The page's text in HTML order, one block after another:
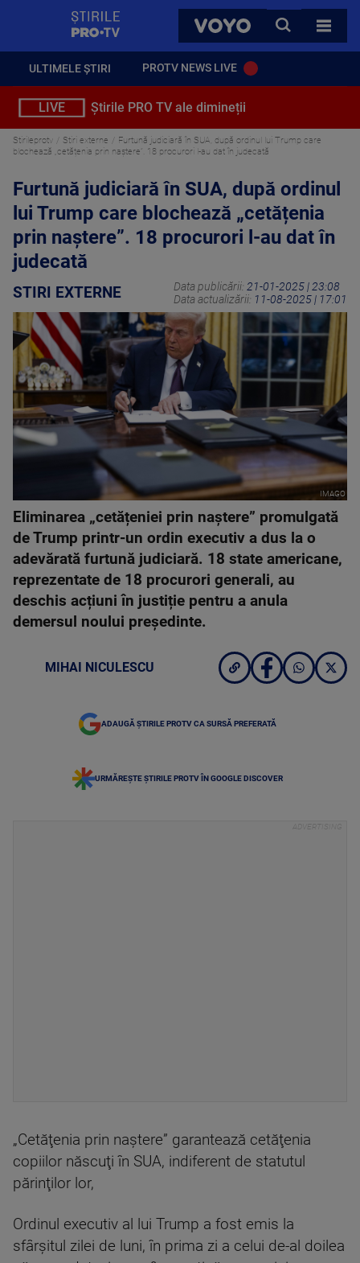
VOYO
CAUTA
TOATE
ULTIMELE ȘTIRI PROTV NEWS LIVE
LIVE Știrile PRO TV ale dimineții
Stirileprotv Stiri externe
Furtună judiciară în SUA, după ordinul lui Trump care
blochează „cetățenia prin naștere”. 18 procurori l-au dat în judecată
Furtună judiciară în SUA, după ordinul
lui Trump care blochează „cetățenia
prin naștere”. 18 procurori l-au dat în
judecată
STIRI EXTERNE Data publicării: 21-01-2025 | 23:08
Data actualizării: 11-08-2025 | 17:01
IMAGO
Eliminarea „cetățeniei prin naștere” promulgată
de Trump printr-un ordin executiv a dus la o
adevărată furtună judiciară. 18 state americane,
reprezentate de 18 procurori generali, au
deschis acțiuni în justiție pentru a anula
demersul noului președinte.
MIHAI NICULESCU
ADAUGĂ ȘTIRILE PROTV CA SURSĂ PREFERATĂ
URMĂREȘTE ȘTIRILE PROTV ÎN GOOGLE DISCOVER
„Cetăţenia prin naştere” garantează cetăţenia
copiilor născuţi în SUA, indiferent de statutul
părinţilor lor,
Ordinul executiv al lui Trump a fost emis la
sfârşitul zilei de luni, în prima zi a celui de-al doilea